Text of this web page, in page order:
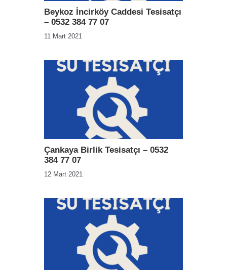
Beykoz İncirköy Caddesi Tesisatçı
– 0532 384 77 07
11 Mart 2021
Çankaya Birlik Tesisatçı – 0532
384 77 07
12 Mart 2021